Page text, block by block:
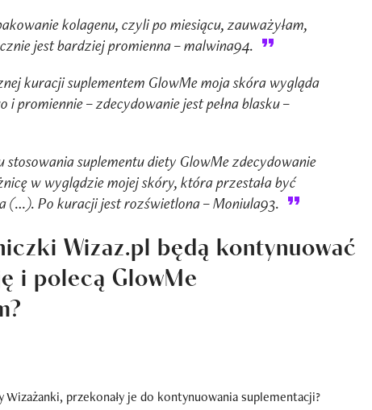
kolagenu, czyli po miesiącu, zauważyłam,
jest bardziej promienna – malwina94.
kuracji suplementem GlowMe moja skóra wygląda
i promiennie – zdecydowanie jest pełna blasku –
stosowania suplementu diety GlowMe zdecydowanie
w wyglądzie mojej skóry, która przestała być
(…). Po kuracji jest rozświetlona – Moniula93.
Wizaz.pl będą kontynuować
i polecą GlowMe
Wizażanki, przekonały je do kontynuowania suplementacji?